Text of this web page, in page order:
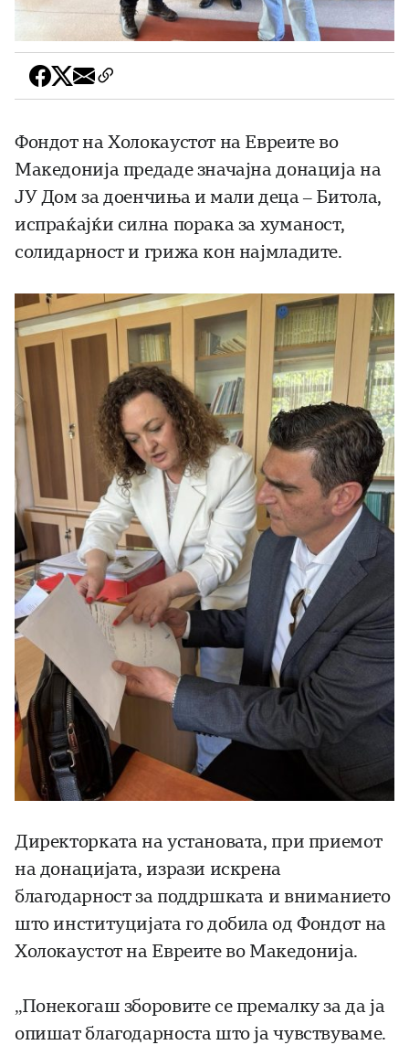
Фондот на Холокаустот на Евреите во
Македонија предаде значајна донација на
ЈУ Дом за доенчиња и мали деца – Битола,
испраќајќи силна порака за хуманост,
солидарност и грижа кон најмладите.
Директорката на установата, при приемот
на донацијата, изрази искрена
благодарност за поддршката и вниманието
што институцијата го добила од Фондот на
Холокаустот на Евреите во Македонија.
„Понекогаш зборовите се премалку за да ја
опишат благодарноста што ја чувствуваме.